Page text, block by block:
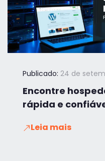
Publicado: 24 de
Encontre
rápida e
Leia mais